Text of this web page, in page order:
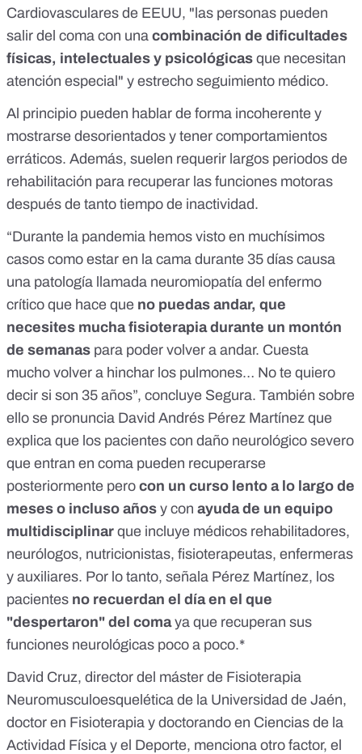
Cardiovasculares de EEUU, "las personas pueden
salir del coma con una combinación de dificultades
físicas, intelectuales y psicológicas que necesitan
atención especial" y estrecho seguimiento médico.
Al principio pueden hablar de forma incoherente y
mostrarse desorientados y tener comportamientos
erráticos. Además, suelen requerir largos periodos de
rehabilitación para recuperar las funciones motoras
después de tanto tiempo de inactividad.
“Durante la pandemia hemos visto en muchísimos
casos como estar en la cama durante 35 días causa
una patología llamada neuromiopatía del enfermo
crítico que hace que no puedas andar, que
necesites mucha fisioterapia durante un montón
de semanas para poder volver a andar. Cuesta
mucho volver a hinchar los pulmones… No te quiero
decir si son 35 años”, concluye Segura. También sobre
ello se pronuncia David Andrés Pérez Martínez que
explica que los pacientes con daño neurológico severo
que entran en coma pueden recuperarse
posteriormente pero con un curso lento a lo largo de
meses o incluso años y con ayuda de un equipo
multidisciplinar que incluye médicos rehabilitadores,
neurólogos, nutricionistas, fisioterapeutas, enfermeras
y auxiliares. Por lo tanto, señala Pérez Martínez, los
pacientes no recuerdan el día en el que
"despertaron" del comaya que recuperan sus
funciones neurológicas poco a poco.*
David Cruz, director del máster de Fisioterapia
Neuromusculoesquelética de la Universidad de Jaén,
doctor en Fisioterapia y doctorando en Ciencias de la
Actividad Física y el Deporte, menciona otro factor, el